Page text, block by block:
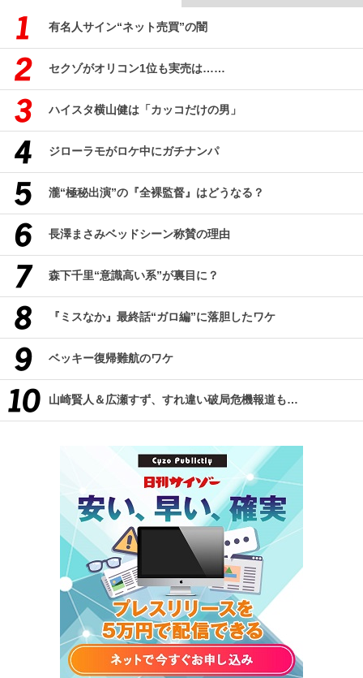
有名人サイン“ネット売買”の闇
セクゾがオリコン1位も実売は……
ハイスタ横山健は「カッコだけの男」
ジローラモがロケ中にガチナンパ
瀧“極秘出演”の『全裸監督』はどうなる？
長澤まさみベッドシーン称賛の理由
森下千里“意識高い系”が裏目に？
『ミスなか』最終話“ガロ編”に落胆したワケ
ベッキー復帰難航のワケ
山崎賢人＆広瀬すず、すれ違い破局危機報道も…